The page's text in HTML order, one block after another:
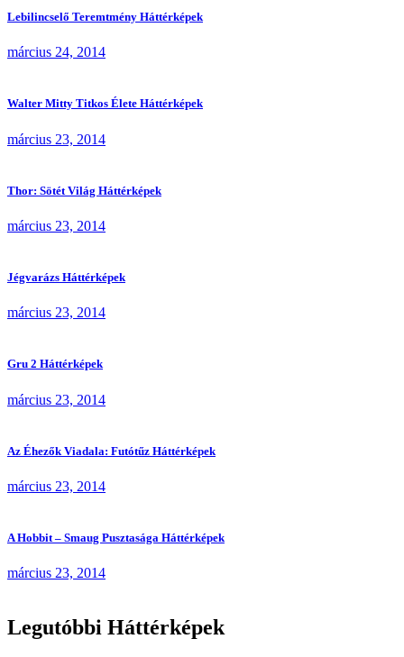
Lebilincselő Teremtmény Háttérképek
március 24, 2014
Walter Mitty Titkos Élete Háttérképek
március 23, 2014
Thor: Sötét Világ Háttérképek
március 23, 2014
Jégvarázs Háttérképek
március 23, 2014
Gru 2 Háttérképek
március 23, 2014
Az Éhezők Viadala: Futótűz Háttérképek
március 23, 2014
A Hobbit – Smaug Pusztasága Háttérképek
március 23, 2014
Legutóbbi Háttérképek